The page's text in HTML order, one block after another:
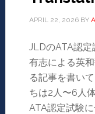
APRIL 22, 2026BY
JLDのATA認定
有志による英
る記事を書い
ちは2人〜6人
ATA認定試験